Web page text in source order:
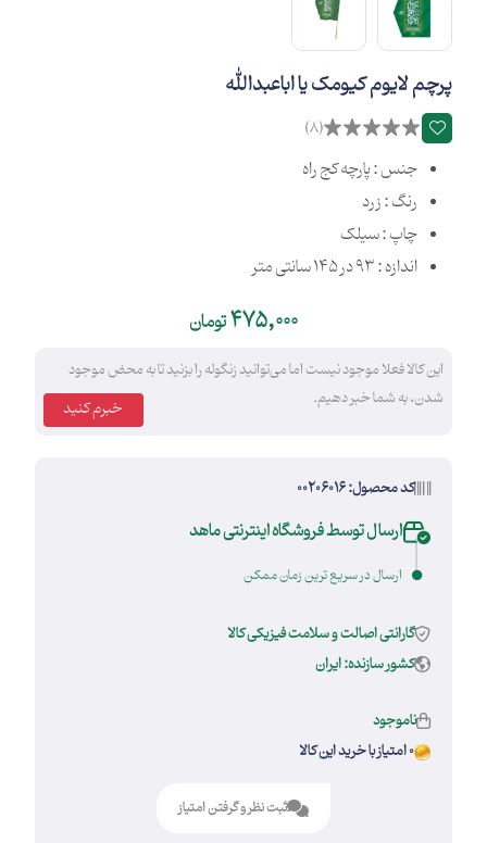
پرچم لایوم کیومک یا اباعبدالله
(8)
جنس : پارچه کج راه
رنگ : زرد
چاپ : سیلک
اندازه : 93 در 145 سانتی متر
475,000تومان
این کالا فعلا موجود نیست اما می‌توانید زنگوله را بزنید تا به محض موجود
شدن، به شما خبر دهیم.
کد محصول: 00206016
ارسال توسط فروشگاه اینترنتی ماهد
ارسال در سریع ترین زمان ممکن
گارانتی اصالت و سلامت فیزیکی کالا
کشور سازنده: ایران
ناموجود
0 امتیاز با خرید این کالا
ثبت نظر و گرفتن امتیاز